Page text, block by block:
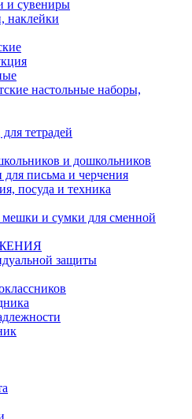
и сувениры
наклейки
настольные наборы,
тетрадей
и дошкольников
письма и черчения
посуда и техника
и сумки для сменной
защиты